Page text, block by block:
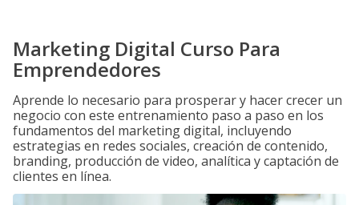
Marketing Digital Curso Para
Emprendedores
Aprende lo necesario para prosperar y hacer crecer un
negocio con este entrenamiento paso a paso en los
fundamentos del marketing digital, incluyendo
estrategias en redes sociales, creación de contenido,
branding, producción de video, analítica y captación de
clientes en línea.